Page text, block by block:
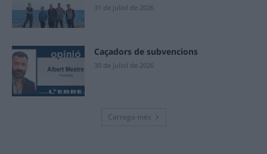
31 de juliol de 2026
Caçadors de subvencions
30 de juliol de 2026
Carrega més